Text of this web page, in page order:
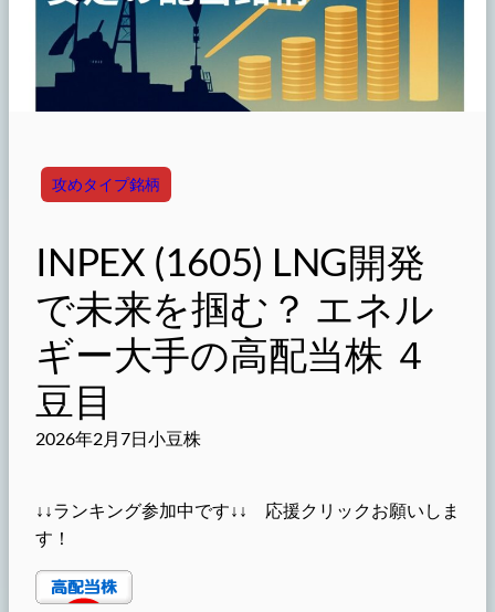
攻めタイプ銘柄
INPEX (1605) LNG開発
で未来を掴む？ エネル
ギー大手の高配当株 ４
豆目
2026年2月7日小豆株
↓↓ランキング参加中です↓↓ 応援クリックお願いしま
す！